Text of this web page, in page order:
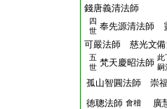
錢唐義清法師
四
世 奉先源清法師
可嚴法師 慈光文備
五
世 梵天慶昭法師 此
嗣
孤山智圓法師 崇
徳聰法師 會稽 廣